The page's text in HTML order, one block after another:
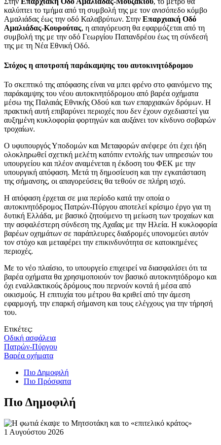
καλύπτει το τμήμα από τη συμβολή της με τον ανισόπεδο κόμβο
Αμαλιάδας έως την οδό Καλαβρύτων. Στην Επαρχιακή Οδό
Αμαλιάδας-Κουρούτας, η απαγόρευση θα εφαρμόζεται από τη
συμβολή της με την οδό Γεωργίου Παπανδρέου έως τη σύνδεσή
της με τη Νέα Εθνική Οδό.
Στόχος η αποτροπή παράκαμψης του αυτοκινητόδρομου
Το σκεπτικό της απόφασης είναι να μπει φρένο στο φαινόμενο της
παράκαμψης του νέου αυτοκινητόδρομου από βαρέα οχήματα
μέσω της Παλαιάς Εθνικής Οδού και των επαρχιακών δρόμων. Η
πρακτική αυτή επιβαρύνει περιοχές που δεν έχουν σχεδιαστεί για
αυξημένη κυκλοφορία φορτηγών και αυξάνει τον κίνδυνο σοβαρών
τροχαίων.
Ο υφυπουργός Υποδομών και Μεταφορών ανέφερε ότι έχει ήδη
ολοκληρωθεί σχετική μελέτη κατόπιν εντολής των υπηρεσιών του
υπουργείου και πλέον αναμένεται η έκδοση του ΦΕΚ με την
υπουργική απόφαση. Μετά τη δημοσίευση και την εγκατάσταση
της σήμανσης, οι απαγορεύσεις θα τεθούν σε πλήρη ισχύ.
Η απόφαση έρχεται σε μια περίοδο κατά την οποία ο
αυτοκινητόδρομος Πατρών-Πύργου αποτελεί κρίσιμο έργο για τη
δυτική Ελλάδα, με βασικό ζητούμενο τη μείωση των τροχαίων και
την ασφαλέστερη σύνδεση της Αχαΐας με την Ηλεία. Η κυκλοφορία
βαρέων οχημάτων σε παράπλευρες διαδρομές υπονομεύει αυτόν
τον στόχο και μεταφέρει την επικινδυνότητα σε κατοικημένες
περιοχές.
Με το νέο πλαίσιο, το υπουργείο επιχειρεί να διασφαλίσει ότι τα
βαρέα οχήματα θα χρησιμοποιούν τον βασικό αυτοκινητόδρομο και
όχι εναλλακτικούς δρόμους που περνούν κοντά ή μέσα από
οικισμούς. Η επιτυχία του μέτρου θα κριθεί από την άμεση
εφαρμογή, την επαρκή σήμανση και τους ελέγχους για την τήρησή
του.
Ετικέτες:
Οδική ασφάλεια
Πατρών-Πύργου
Βαρέα οχήματα
Πιο Δημοφιλή
Πιο Πρόσφατα
Πιο Δημοφιλή
1 Αυγούστου 2026